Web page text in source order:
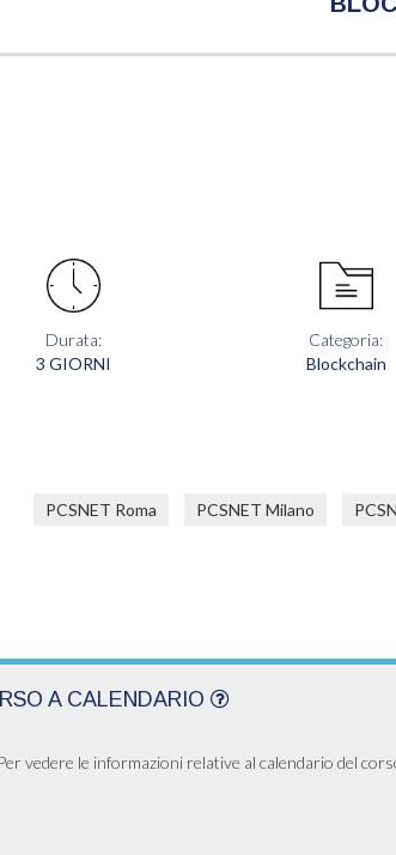
Durata:
3 GIORNI
Categoria:
Blockchain
PCSNET Roma PCSNET Milano
A CALENDARIO
Per vedere le informazioni relative al calendario del